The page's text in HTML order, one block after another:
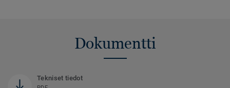
Dokumentti
Tekniset tiedot